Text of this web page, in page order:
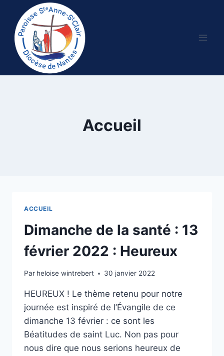
contenu
Accueil
ACCUEIL
Dimanche de la santé : 13
février 2022 : Heureux
Par heloise wintrebert 30 janvier 2022
HEUREUX ! Le thème retenu pour notre
journée est inspiré de l’Évangile de ce
dimanche 13 février : ce sont les
Béatitudes de saint Luc. Non pas pour
nous dire que nous serions heureux de